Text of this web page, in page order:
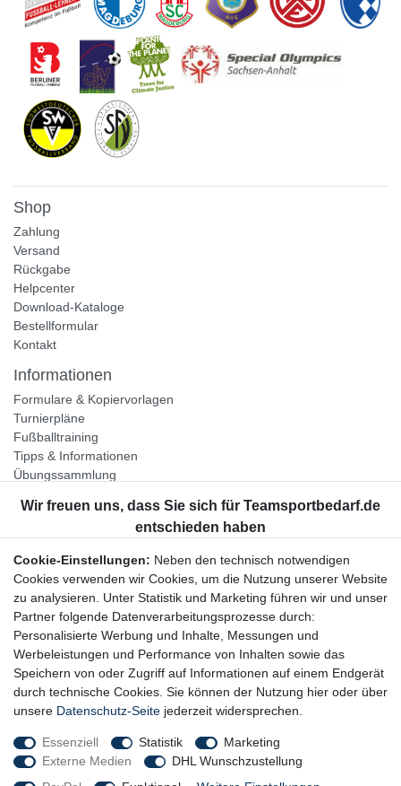
Shop
Zahlung
Versand
Rückgabe
Helpcenter
Download-Kataloge
Bestellformular
Kontakt
Informationen
Formulare & Kopiervorlagen
Turnierpläne
Fußballtraining
Tipps & Informationen
Übungssammlung
Unternehmen
Widerrufsrecht
Bestellung widerrufen
Datenschutzerklärung
AGB
Impressum
Newsletter
Newsletter-Anmeldung
Cookie-Einstellungen: Neben den technisch notwendigen
Cookies verwenden wir Cookies, um die Nutzung unserer Website
zu analysieren. Unter Statistik und Marketing führen wir und unser
Partner folgende Datenverarbeitungsprozesse durch:
Personalisierte Werbung und Inhalte, Messungen und
Werbeleistungen und Performance von Inhalten sowie das
Speichern von oder Zugriff auf Informationen auf einem Endgerät
durch technische Cookies. Sie können der Nutzung hier oder über
unsere Datenschutz-Seite jederzeit widersprechen.
Essenziell Statistik
Marketing
Externe Medien
DHL Wunschzustellung